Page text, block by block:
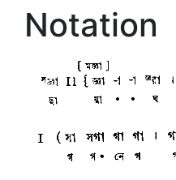
Notation